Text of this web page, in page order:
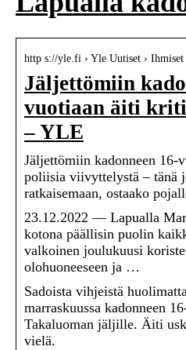
http s://yle.fi › Yle Uutiset › Ihmiset
Jäljettömiin
vuotiaan äiti
– YLE
Jäljettömiin kadonneen
poliisia viivyttelystä – tänä
ratkaisemaan, ostaako
23.12.2022 — Lapualla
kotona päällisin puolin
valkoinen joulukuusi
olohuoneeseen ja …
Sadoista vihjeistä
marraskuussa kadonneen
Takaluoman jäljille. Äiti
vielä.